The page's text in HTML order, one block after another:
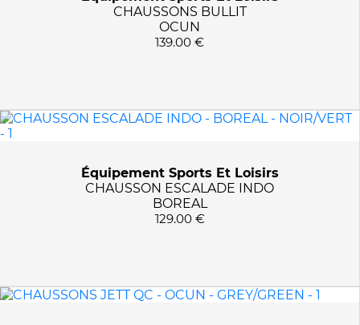
CHAUSSONS BULLIT
OCUN
139.00 €
Équipement Sports Et Loisirs
CHAUSSON ESCALADE INDO
BOREAL
129.00 €